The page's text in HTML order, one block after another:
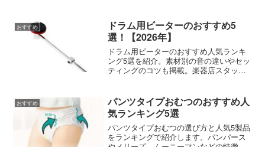
おすすめ
ドラム用ビーターのおすすめ5
選！【2026年】
ドラム用ビーターのおすすめ人気ランキ
ング5選を紹介。素材別の音の違いやセッ
ティングのコツも掲載。楽器店スタッフ
おすすめ
パンツタイプおむつのおすすめ人
気ランキング5選
パンツタイプおむつの選び方と人気5製品
をランキングで紹介します。パンパース